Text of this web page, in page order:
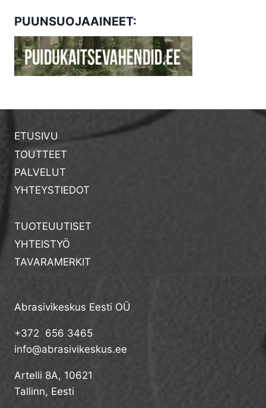
PUUNSUOJAAINEET:
ETUSIVU
TOUTTEET
PALVELUT
YHTEYSTIEDOT
TUOTEUUTISET
YHTEISTYÖ
TAVARAMERKIT
Abrasivikeskus Eesti OÜ
+372 656 3465
info@abrasivikeskus.ee
Artelli 8A, 10621
Tallinn, Eesti